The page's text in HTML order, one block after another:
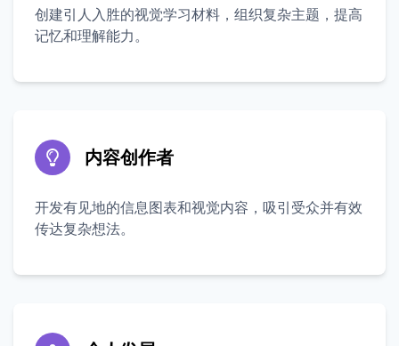
创建引人入胜的视觉学习材料，组织复杂主题，提高
记忆和理解能力。
内容创作者
开发有见地的信息图表和视觉内容，吸引受众并有效
传达复杂想法。